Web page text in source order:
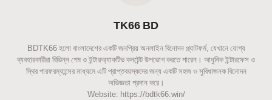
TK66 BD
BDTK66 হলো বাংলাদেশের একটি জনপ্রিয় অনলাইন বিনোদন প্ল্যাটফর্ম, যেখানে যোগ্য
ব্যবহারকারীরা বিভিন্ন গেম ও ইন্টারঅ্যাকটিভ কনটেন্ট উপভোগ করতে পারেন। আধুনিক ইন্টারফেস ও
স্থির পারফরম্যান্সের মাধ্যমে এটি প্রাপ্তবয়স্কদের জন্য একটি সহজ ও সুবিধাজনক বিনোদন
অভিজ্ঞতা প্রদান করে।
Website: https://bdtk66.win/